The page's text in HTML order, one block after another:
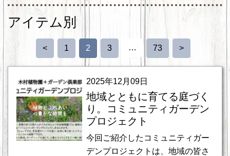
アイテム別
< 1 2 3 … 73 >
2025年12月09日
地域とともに育てる庭づく
り。コミュニティガーデン
プロジェクト
今回ご紹介したコミュニティガー
デンプロジェクトは、地域の皆さ